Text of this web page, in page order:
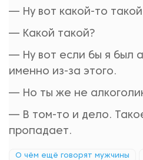
— Ну вот какой-то
— Какой такой?
— Ну вот если бы я был
именно из-за этого.
— Но ты же не
— В том-то и дело.
пропадает.
О чём ещё говорят мужчины